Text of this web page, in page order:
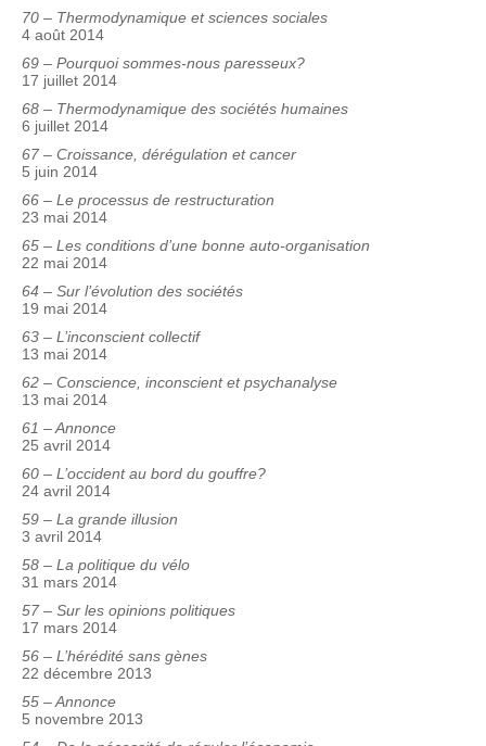
70 – Thermodynamique et sciences sociales
4 août 2014
69 – Pourquoi sommes-nous paresseux?
17 juillet 2014
68 – Thermodynamique des sociétés humaines
6 juillet 2014
67 – Croissance, dérégulation et cancer
5 juin 2014
66 – Le processus de restructuration
23 mai 2014
65 – Les conditions d’une bonne auto-organisation
22 mai 2014
64 – Sur l’évolution des sociétés
19 mai 2014
63 – L’inconscient collectif
13 mai 2014
62 – Conscience, inconscient et psychanalyse
13 mai 2014
61 – Annonce
25 avril 2014
60 – L’occident au bord du gouffre?
24 avril 2014
59 – La grande illusion
3 avril 2014
58 – La politique du vélo
31 mars 2014
57 – Sur les opinions politiques
17 mars 2014
56 – L’hérédité sans gènes
22 décembre 2013
55 – Annonce
5 novembre 2013